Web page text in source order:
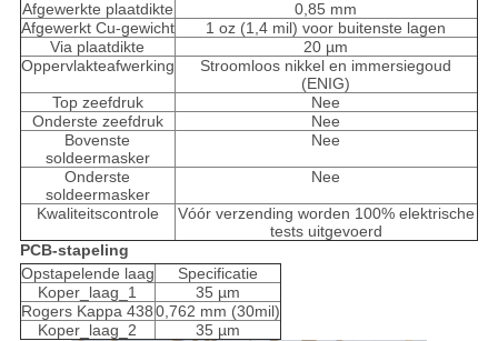
Afgewerkte plaatdikte
0,85 mm
Afgewerkt Cu-gewicht
1 oz (1,4 mil) voor buitenste lagen
Via plaatdikte
20 µm
Oppervlakteafwerking
Stroomloos nikkel en immersiegoud
(ENIG)
Top zeefdruk
Nee
Onderste zeefdruk
Nee
Bovenste
soldeermasker
Nee
Onderste
soldeermasker
Nee
Kwaliteitscontrole
Vóór verzending worden 100% elektrische
tests uitgevoerd
PCB-stapeling
Opstapelende laag
Specificatie
Koper_laag_1
35 µm
Rogers Kappa 4380,762 mm (30mil)
Koper_laag_2
35 µm